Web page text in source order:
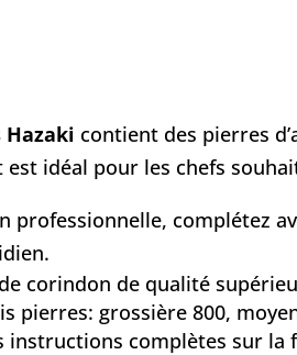
contient des pierres
est idéal pour les chefs
professionnelle, complétez
corindon de qualité
pierres: grossière 800,
instructions complètes sur la